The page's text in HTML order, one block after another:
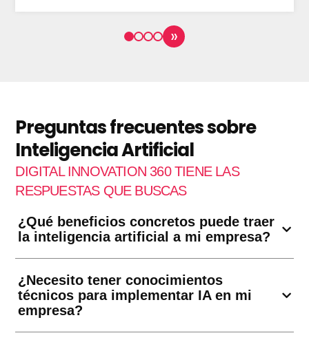
»
Preguntas frecuentes sobre
Inteligencia Artificial
DIGITAL INNOVATION 360 TIENE LAS
RESPUESTAS QUE BUSCAS
¿Qué beneficios concretos puede traer
la inteligencia artificial a mi empresa?
¿Necesito tener conocimientos
técnicos para implementar IA en mi
empresa?